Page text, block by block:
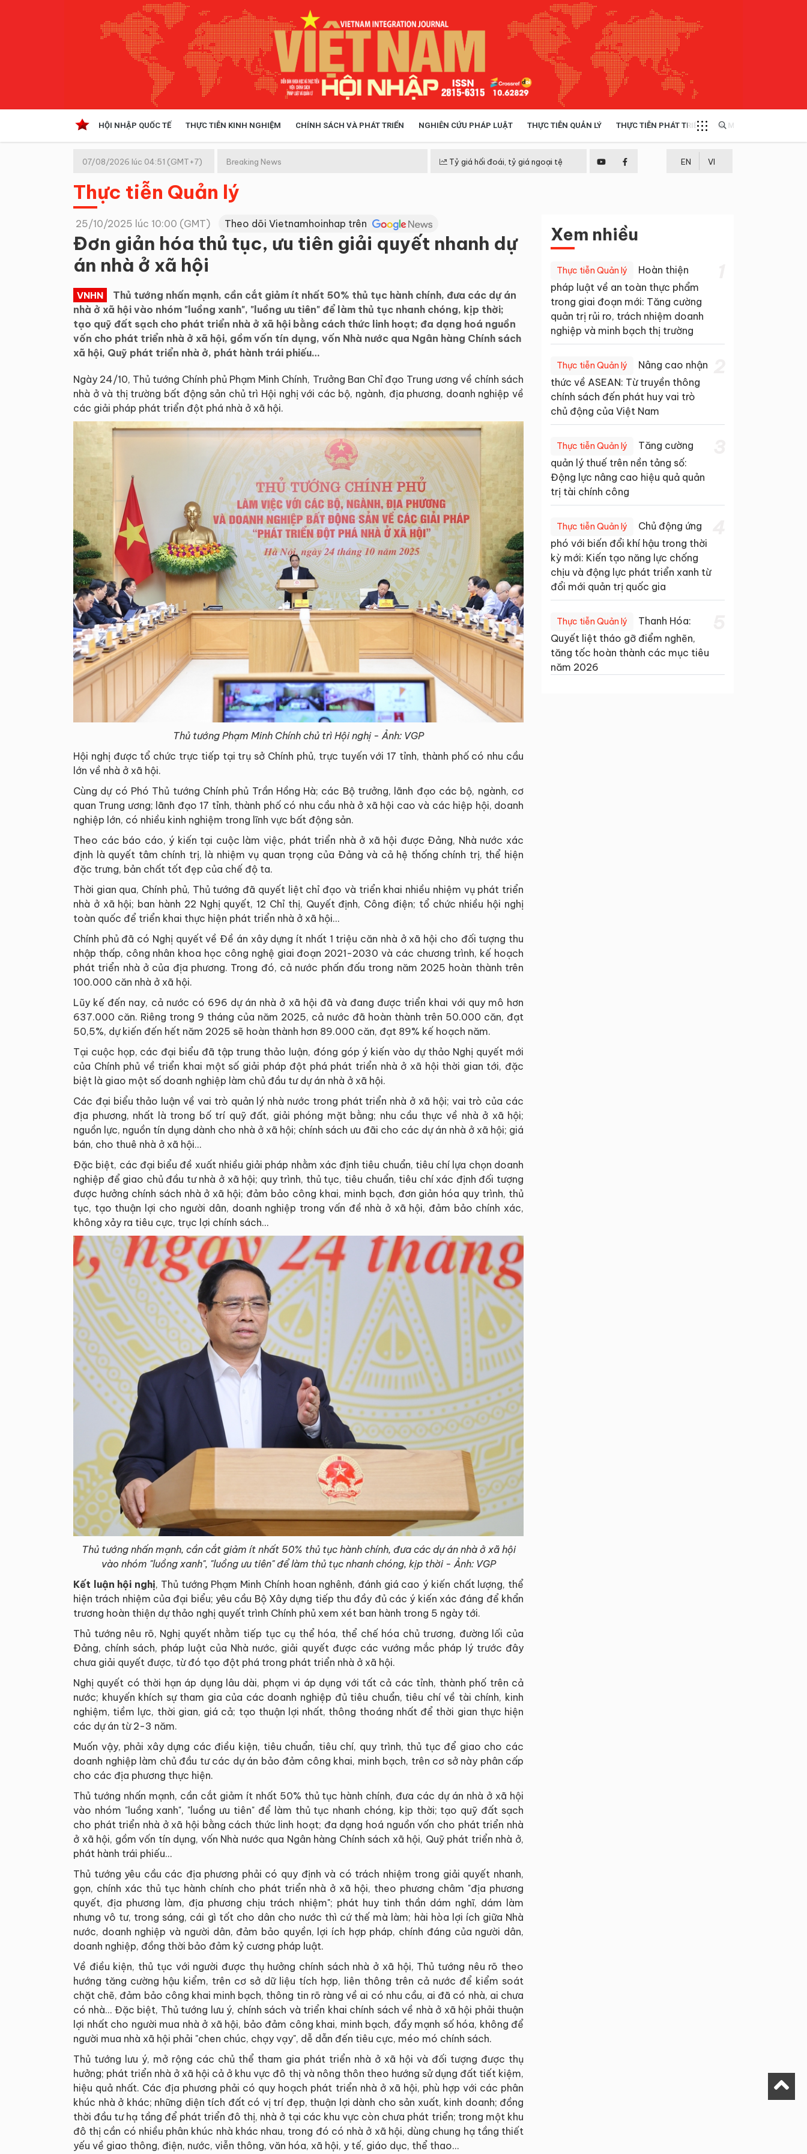
HỘI NHẬP QUỐC TẾ THỰC TIỄN KINH NGHIỆM CHÍNH SÁCH VÀ PHÁT TRIỂN NGHIÊN CỨU PHÁP LUẬT THỰC TIỄN QUẢN LÝ THỰC TIỄN PHÁT TRIỂN MULTIMEDIA
Kinh tế hội nhập
Doanh nghiệp
07/08/2026 lúc 04:51 (GMT+7) Breaking News Tỷ giá hối đoái, tỷ giá ngoại tệ EN VI
Thực tiễn Quản lý
25/10/2025 lúc 10:00 (GMT) Theo dõi Vietnamhoinhap trên
Đơn giản hóa thủ tục, ưu tiên giải quyết nhanh dự
án nhà ở xã hội
VNHN
Thủ tướng nhấn mạnh, cần cắt giảm ít nhất 50% thủ tục hành chính, đưa các dự án
nhà ở xã hội vào nhóm "luồng xanh", "luồng ưu tiên" để làm thủ tục nhanh chóng, kịp thời;
tạo quỹ đất sạch cho phát triển nhà ở xã hội bằng cách thức linh hoạt; đa dạng hoá nguồn
vốn cho phát triển nhà ở xã hội, gồm vốn tín dụng, vốn Nhà nước qua Ngân hàng Chính sách
xã hội, Quỹ phát triển nhà ở, phát hành trái phiếu…
Ngày 24/10, Thủ tướng Chính phủ Phạm Minh Chính, Trưởng Ban Chỉ đạo Trung ương về chính sách
nhà ở và thị trường bất động sản chủ trì Hội nghị với các bộ, ngành, địa phương, doanh nghiệp về
các giải pháp phát triển đột phá nhà ở xã hội.
Thủ tướng Phạm Minh Chính chủ trì Hội nghị - Ảnh: VGP
Hội nghị được tổ chức trực tiếp tại trụ sở Chính phủ, trực tuyến với 17 tỉnh, thành phố có nhu cầu
lớn về nhà ở xã hội.
Cùng dự có Phó Thủ tướng Chính phủ Trần Hồng Hà; các Bộ trưởng, lãnh đạo các bộ, ngành, cơ
quan Trung ương; lãnh đạo 17 tỉnh, thành phố có nhu cầu nhà ở xã hội cao và các hiệp hội, doanh
nghiệp lớn, có nhiều kinh nghiệm trong lĩnh vực bất động sản.
Theo các báo cáo, ý kiến tại cuộc làm việc, phát triển nhà ở xã hội được Đảng, Nhà nước xác
định là quyết tâm chính trị, là nhiệm vụ quan trọng của Đảng và cả hệ thống chính trị, thể hiện
đặc trưng, bản chất tốt đẹp của chế độ ta.
Thời gian qua, Chính phủ, Thủ tướng đã quyết liệt chỉ đạo và triển khai nhiều nhiệm vụ phát triển
nhà ở xã hội; ban hành 22 Nghị quyết, 12 Chỉ thị, Quyết định, Công điện; tổ chức nhiều hội nghị
toàn quốc để triển khai thực hiện phát triển nhà ở xã hội...
Chính phủ đã có Nghị quyết về Đề án xây dựng ít nhất 1 triệu căn nhà ở xã hội cho đối tượng thu
nhập thấp, công nhân khoa học công nghệ giai đoạn 2021-2030 và các chương trình, kế hoạch
phát triển nhà ở của địa phương. Trong đó, cả nước phấn đấu trong năm 2025 hoàn thành trên
100.000 căn nhà ở xã hội.
Lũy kế đến nay, cả nước có 696 dự án nhà ở xã hội đã và đang được triển khai với quy mô hơn
637.000 căn. Riêng trong 9 tháng của năm 2025, cả nước đã hoàn thành trên 50.000 căn, đạt
50,5%, dự kiến đến hết năm 2025 sẽ hoàn thành hơn 89.000 căn, đạt 89% kế hoạch năm.
Tại cuộc họp, các đại biểu đã tập trung thảo luận, đóng góp ý kiến vào dự thảo Nghị quyết mới
của Chính phủ về triển khai một số giải pháp đột phá phát triển nhà ở xã hội thời gian tới, đặc
biệt là giao một số doanh nghiệp làm chủ đầu tư dự án nhà ở xã hội.
Các đại biểu thảo luận về vai trò quản lý nhà nước trong phát triển nhà ở xã hội; vai trò của các
địa phương, nhất là trong bố trí quỹ đất, giải phóng mặt bằng; nhu cầu thực về nhà ở xã hội;
nguồn lực, nguồn tín dụng dành cho nhà ở xã hội; chính sách ưu đãi cho các dự án nhà ở xã hội; giá
bán, cho thuê nhà ở xã hội…
Đặc biệt, các đại biểu đề xuất nhiều giải pháp nhằm xác định tiêu chuẩn, tiêu chí lựa chọn doanh
nghiệp để giao chủ đầu tư nhà ở xã hội; quy trình, thủ tục, tiêu chuẩn, tiêu chí xác định đối tượng
được hưởng chính sách nhà ở xã hội; đảm bảo công khai, minh bạch, đơn giản hóa quy trình, thủ
tục, tạo thuận lợi cho người dân, doanh nghiệp trong vấn đề nhà ở xã hội, đảm bảo chính xác,
không xảy ra tiêu cực, trục lợi chính sách…
Thủ tướng nhấn mạnh, cần cắt giảm ít nhất 50% thủ tục hành chính, đưa các dự án nhà ở xã hội
vào nhóm "luồng xanh", "luồng ưu tiên" để làm thủ tục nhanh chóng, kịp thời - Ảnh: VGP
Kết luận hội nghị, Thủ tướng Phạm Minh Chính hoan nghênh, đánh giá cao ý kiến chất lượng, thể
hiện trách nhiệm của đại biểu; yêu cầu Bộ Xây dựng tiếp thu đầy đủ các ý kiến xác đáng để khẩn
trương hoàn thiện dự thảo nghị quyết trình Chính phủ xem xét ban hành trong 5 ngày tới.
Thủ tướng nêu rõ, Nghị quyết nhằm tiếp tục cụ thể hóa, thể chế hóa chủ trương, đường lối của
Đảng, chính sách, pháp luật của Nhà nước, giải quyết được các vướng mắc pháp lý trước đây
chưa giải quyết được, từ đó tạo đột phá trong phát triển nhà ở xã hội.
Nghị quyết có thời hạn áp dụng lâu dài, phạm vi áp dụng với tất cả các tỉnh, thành phố trên cả
nước; khuyến khích sự tham gia của các doanh nghiệp đủ tiêu chuẩn, tiêu chí về tài chính, kinh
nghiệm, tiềm lực, thời gian, giá cả; tạo thuận lợi nhất, thông thoáng nhất để thời gian thực hiện
các dự án từ 2-3 năm.
Muốn vậy, phải xây dựng các điều kiện, tiêu chuẩn, tiêu chí, quy trình, thủ tục để giao cho các
doanh nghiệp làm chủ đầu tư các dự án bảo đảm công khai, minh bạch, trên cơ sở này phân cấp
cho các địa phương thực hiện.
Thủ tướng nhấn mạnh, cần cắt giảm ít nhất 50% thủ tục hành chính, đưa các dự án nhà ở xã hội
vào nhóm "luồng xanh", "luồng ưu tiên" để làm thủ tục nhanh chóng, kịp thời; tạo quỹ đất sạch
cho phát triển nhà ở xã hội bằng cách thức linh hoạt; đa dạng hoá nguồn vốn cho phát triển nhà
ở xã hội, gồm vốn tín dụng, vốn Nhà nước qua Ngân hàng Chính sách xã hội, Quỹ phát triển nhà ở,
phát hành trái phiếu…
Thủ tướng yêu cầu các địa phương phải có quy định và có trách nhiệm trong giải quyết nhanh,
gọn, chính xác thủ tục hành chính cho phát triển nhà ở xã hội, theo phương châm "địa phương
quyết, địa phương làm, địa phương chịu trách nhiệm"; phát huy tinh thần dám nghĩ, dám làm
nhưng vô tư, trong sáng, cái gì tốt cho dân cho nước thì cứ thế mà làm; hài hòa lợi ích giữa Nhà
nước, doanh nghiệp và người dân, đảm bảo quyền, lợi ích hợp pháp, chính đáng của người dân,
doanh nghiệp, đồng thời bảo đảm kỷ cương pháp luật.
Về điều kiện, thủ tục với người được thụ hưởng chính sách nhà ở xã hội, Thủ tướng nêu rõ theo
hướng tăng cường hậu kiểm, trên cơ sở dữ liệu tích hợp, liên thông trên cả nước để kiểm soát
chặt chẽ, đảm bảo công khai minh bạch, thông tin rõ ràng về ai có nhu cầu, ai đã có nhà, ai chưa
có nhà… Đặc biệt, Thủ tướng lưu ý, chính sách và triển khai chính sách về nhà ở xã hội phải thuận
lợi nhất cho người mua nhà ở xã hội, bảo đảm công khai, minh bạch, đẩy mạnh số hóa, không để
người mua nhà xã hội phải "chen chúc, chạy vạy", dễ dẫn đến tiêu cực, méo mó chính sách.
Thủ tướng lưu ý, mở rộng các chủ thể tham gia phát triển nhà ở xã hội và đối tượng được thụ
hưởng; phát triển nhà ở xã hội cả ở khu vực đô thị và nông thôn theo hướng sử dụng đất tiết kiệm,
hiệu quả nhất. Các địa phương phải có quy hoạch phát triển nhà ở xã hội, phù hợp với các phân
khúc nhà ở khác; những diện tích đất có vị trí đẹp, thuận lợi dành cho sản xuất, kinh doanh; đồng
thời đầu tư hạ tầng để phát triển đô thị, nhà ở tại các khu vực còn chưa phát triển; trong một khu
đô thị cần có nhiều phân khúc nhà khác nhau, trong đó có nhà ở xã hội, dùng chung hạ tầng thiết
yếu về giao thông, điện, nước, viễn thông, văn hóa, xã hội, y tế, giáo dục, thể thao...
Xem nhiều
Thực tiễn Quản lý
Hoàn thiện
pháp luật về an toàn thực phẩm
trong giai đoạn mới: Tăng cường
quản trị rủi ro, trách nhiệm doanh
nghiệp và minh bạch thị trường
Thực tiễn Quản lý
Nâng cao nhận
thức về ASEAN: Từ truyền thông
chính sách đến phát huy vai trò
chủ động của Việt Nam
Thực tiễn Quản lý
Tăng cường
quản lý thuế trên nền tảng số:
Động lực nâng cao hiệu quả quản
trị tài chính công
Thực tiễn Quản lý
Chủ động ứng
phó với biến đổi khí hậu trong thời
kỳ mới: Kiến tạo năng lực chống
chịu và động lực phát triển xanh từ
đổi mới quản trị quốc gia
Thực tiễn Quản lý
Thanh Hóa:
Quyết liệt tháo gỡ điểm nghẽn,
tăng tốc hoàn thành các mục tiêu
năm 2026